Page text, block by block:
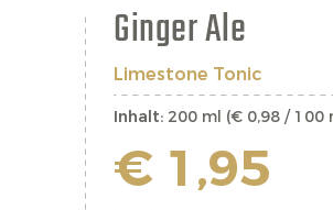
Ginger Ale
Limestone Tonic
Inhalt: 200 ml (€ 0,98 / 100
€ 1,95